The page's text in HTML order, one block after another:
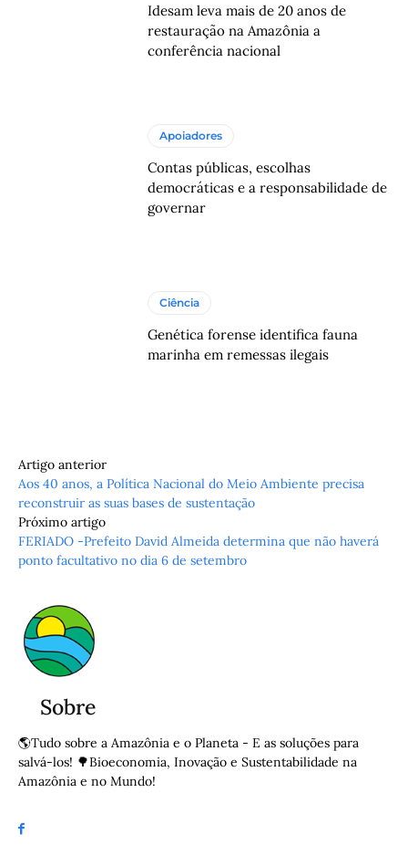
Idesam leva mais de 20 anos de
restauração na Amazônia a
conferência nacional
Apoiadores
Contas públicas, escolhas
democráticas e a responsabilidade de
governar
Ciência
Genética forense identifica fauna
marinha em remessas ilegais
Artigo anterior
Aos 40 anos, a Política Nacional do Meio Ambiente precisa
reconstruir as suas bases de sustentação
Próximo artigo
FERIADO -Prefeito David Almeida determina que não haverá
ponto facultativo no dia 6 de setembro
Sobre
🌎Tudo sobre a Amazônia e o Planeta - E as soluções para
salvá-los! 🌳Bioeconomia, Inovação e Sustentabilidade na
Amazônia e no Mundo!